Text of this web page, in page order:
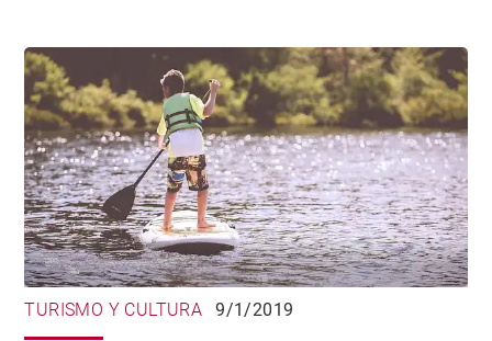
TURISMO Y CULTURA 9/1/2019